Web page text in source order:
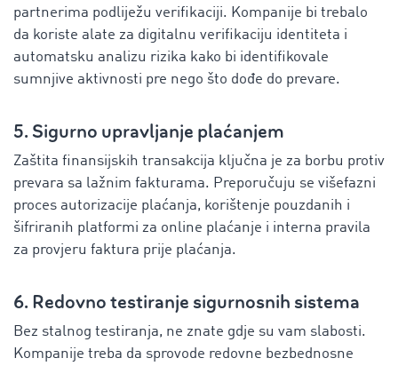
partnerima podliježu verifikaciji. Kompanije bi trebalo
da koriste alate za digitalnu verifikaciju identiteta i
automatsku analizu rizika kako bi identifikovale
sumnjive aktivnosti pre nego što dođe do prevare.
5. Sigurno upravljanje plaćanjem
Zaštita finansijskih transakcija ključna je za borbu protiv
prevara sa lažnim fakturama. Preporučuju se višefazni
proces autorizacije plaćanja, korištenje pouzdanih i
šifriranih platformi za online plaćanje i interna pravila
za provjeru faktura prije plaćanja.
6. Redovno testiranje sigurnosnih sistema
Bez stalnog testiranja, ne znate gdje su vam slabosti.
Kompanije treba da sprovode redovne bezbednosne